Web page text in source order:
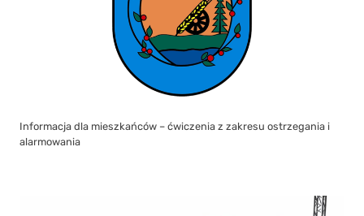
Informacja dla mieszkańców – ćwiczenia z zakresu ostrzegania i
alarmowania